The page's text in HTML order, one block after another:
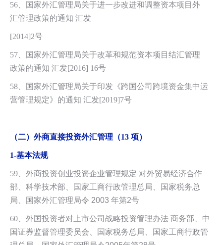
56、国家外汇管理局关于进一步改进和调整资本项目外
汇管理政策的通知 汇发
[2014]2号
57、国家外汇管理局关于改革和规范资本项目结汇管理
政策的通知 汇发[2016] 16号
58、国家外汇管理局关于印发《跨国公司跨境资金集中运
营管理规定》的通知 汇发[2019]7号
（二）外商直接投资外汇管理（13 项）
1-基本法规
59、外商投资创业投资企业管理规定 对外贸易经济合作
部、科学技术部、国家工商行政管理总局、国家税务总
局、国家外汇管理局令 2003 年第2号
60、外国投资者对上市公司战略投资管理办法 商务部、中
国证券监督管理委员会、
国家税务总局、国家工商行政管